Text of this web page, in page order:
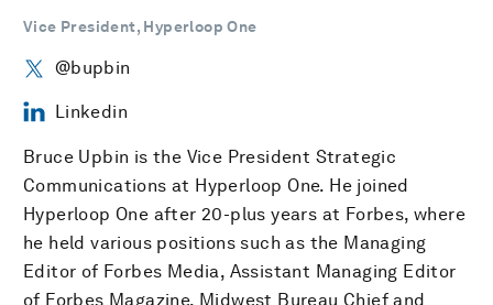
Vice President, Hyperloop One
@bupbin
Linkedin
Bruce Upbin is the Vice President Strategic
Communications at Hyperloop One. He joined
Hyperloop One after 20-plus years at Forbes, where
he held various positions such as the Managing
Editor of Forbes Media, Assistant Managing Editor
of Forbes Magazine, Midwest Bureau Chief and